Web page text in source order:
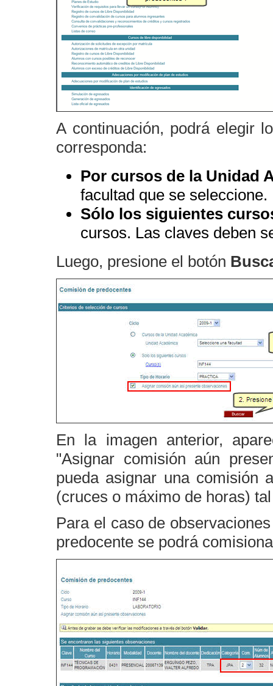
A continuación, podrá elegir
corresponda:
Por cursos de la Unidad
facultad que se seleccione.
Sólo los siguientes
cursos. Las claves deben
Luego, presione el botón
En la imagen anterior,
"Asignar comisión aún
pueda asignar una comisión
(cruces o máximo de horas)
Para el caso de
predocente se podrá